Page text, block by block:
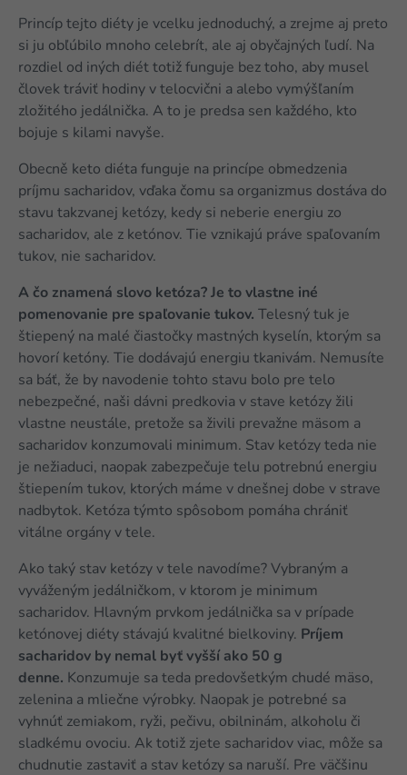
Princíp tejto diéty je vcelku jednoduchý, a zrejme aj preto
si ju obľúbilo mnoho celebrít, ale aj obyčajných ľudí. Na
rozdiel od iných diét totiž funguje bez toho, aby musel
človek tráviť hodiny v telocvični a alebo vymýšľaním
zložitého jedálnička. A to je predsa sen každého, kto
bojuje s kilami navyše.
Obecně keto diéta funguje na princípe obmedzenia
príjmu sacharidov, vďaka čomu sa organizmus dostáva do
stavu takzvanej ketózy, kedy si neberie energiu zo
sacharidov, ale z ketónov. Tie vznikajú práve spaľovaním
tukov, nie sacharidov.
A čo znamená slovo ketóza? Je to vlastne iné
pomenovanie pre spaľovanie tukov. Telesný tuk je
štiepený na malé čiastočky mastných kyselín, ktorým sa
hovorí ketóny. Tie dodávajú energiu tkanivám. Nemusíte
sa báť, že by navodenie tohto stavu bolo pre telo
nebezpečné, naši dávni predkovia v stave ketózy žili
vlastne neustále, pretože sa živili prevažne mäsom a
sacharidov konzumovali minimum. Stav ketózy teda nie
je nežiaduci, naopak zabezpečuje telu potrebnú energiu
štiepením tukov, ktorých máme v dnešnej dobe v strave
nadbytok. Ketóza týmto spôsobom pomáha chrániť
vitálne orgány v tele.
Ako taký stav ketózy v tele navodíme? Vybraným a
vyváženým jedálničkom, v ktorom je minimum
sacharidov. Hlavným prvkom jedálnička sa v prípade
ketónovej diéty stávajú kvalitné bielkoviny. Príjem
sacharidov by nemal byť vyšší ako 50 g
denne. Konzumuje sa teda predovšetkým chudé mäso,
zelenina a mliečne výrobky. Naopak je potrebné sa
vyhnúť zemiakom, ryži, pečivu, obilninám, alkoholu či
sladkému ovociu. Ak totiž zjete sacharidov viac, môže sa
chudnutie zastaviť a stav ketózy sa naruší. Pre väčšinu